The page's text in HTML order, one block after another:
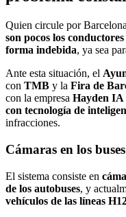
Quien circule por
son pocos los
forma indebida, ya sea
Ante esta situación, el
con TMB y la Fira de
con la empresa Hayden IA
con tecnología de
infracciones.
Cámaras en los
El sistema consiste en
de los autobuses, y
vehículos de las líneas